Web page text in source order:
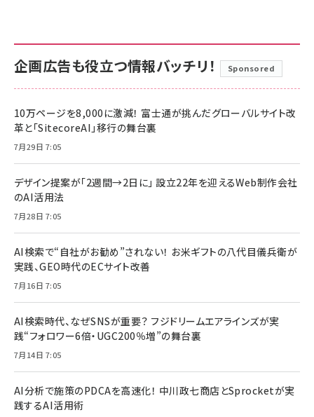
企画広告も役立つ情報バッチリ！ Sponsored
10万ページを8,000に激減！ 富士通が挑んだグローバルサイト改
革と「SitecoreAI」移行の舞台裏
7月29日 7:05
デザイン提案が「2週間→2日に」 設立22年を迎えるWeb制作会社
のAI活用法
7月28日 7:05
AI検索で“自社がお勧め”されない！ お米ギフトの八代目儀兵衛が
実践、GEO時代のECサイト改善
7月16日 7:05
AI検索時代、なぜSNSが重要？ フジドリームエアラインズが実
践“フォロワー6倍・UGC200％増”の舞台裏
7月14日 7:05
AI分析で施策のPDCAを高速化！ 中川政七商店とSprocketが実
践するAI活用術